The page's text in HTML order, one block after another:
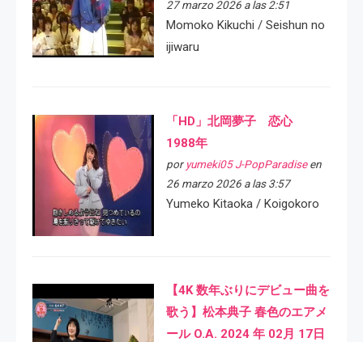
27 marzo 2026 a las 2:51
Momoko Kikuchi / Seishun no
ijiwaru
「HD」北岡夢子 恋心
1988年
por yumeki05 J-PopParadiseen
26 marzo 2026 a las 3:57
Yumeko Kitaoka / Koigokoro
【4K 数年ぶりにデビュー曲を
歌う】松本典子 春色のエアメ
ール O.A. 2024 年 02月 17日